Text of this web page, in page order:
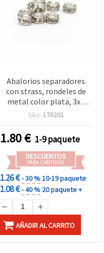
Abalorios separadores
con strass, rondeles de
metal color plata, 3x2
mm, agujero 0,2 mm,
Sku: 176201
1.80€ 1-9 paquete
DESCUENTOS
PARA CANTIDAD
1.26 €- 30 %10-19 paquete
1.08 €- 40 % 20 paquete +
AÑADIR AL CARRITO